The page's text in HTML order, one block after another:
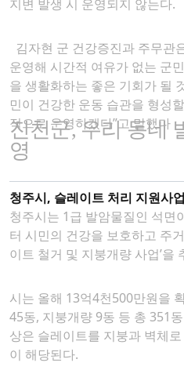
지변 발생 시 운영되지 않는다.
김자현 군 건강증진과 주무관
운영해 시간적 여유가 없는 군
을 생활화하는 좋은 기회가 될
민이 건강한 운동 습관을 형성
적으로 운영하겠다”고 말했다
진천군,우리 동네
영
청주시, 슬레이트 처리 지원사
청주시는 1급 발암물질인 석면
터 시민의 건강을 보호하고 주
이트 철거 및 지붕개량 사업’을
시는 올해 13억4천500만원을
45동, 지붕개량 9동 등 총 351
상은 슬레이트를 지붕과 벽체
이 해당된다.